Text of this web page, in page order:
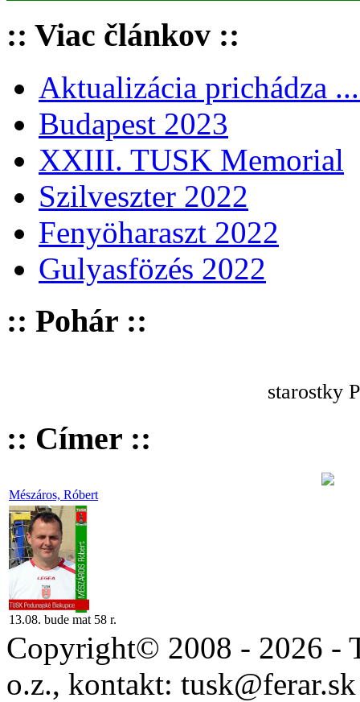
:: Viac článkov ::
Aktualizácia prichádza
Budapest 2023
XXIII. TUSK Memorial
Szilveszter 2022
Fenyöharaszt 2022
Gulyasfözés 2022
:: Pohár ::
starostky
:: Címer ::
Mészáros, Róbert
13.08. bude mat 58 r.
Copyright© 2008 - 2026 -
o.z., kontakt: